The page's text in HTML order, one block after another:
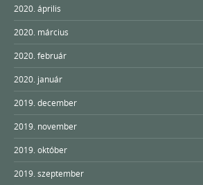
2020. április
2020. március
2020. február
2020. január
2019. december
2019. november
2019. október
2019. szeptember